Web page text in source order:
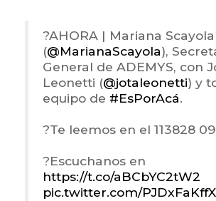
?️AHORA | Mariana Scayola
(@MarianaScayola),
General de ADEMYS, con
Leonetti (@jotaleonetti) y
equipo de #EsPorAcá.
?Te leemos en el 113828
?Escuchanos en
https://t.co/aBCbYC2tW2
pic.twitter.com/PJDxFaKffX